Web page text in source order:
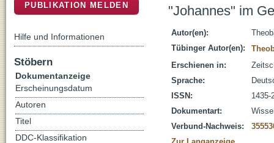
"Johannes" im
Autor(en):
Tübinger Autor(en):
Erschienen in:
Sprache:
ISSN:
1435-
Dokumentart:
Verbund-Nachweis:
PUBLIKATION MELDEN
Hilfe und Informationen
Stöbern
Dokumentanzeige
Erscheinungsdatum
Autoren
Titel
DDC-Klassifikation